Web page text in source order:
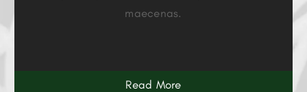
maecenas.
Read More